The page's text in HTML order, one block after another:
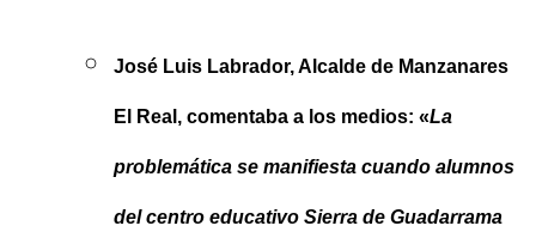
José Luis Labrador, Alcalde de Manzanares
El Real, comentaba a los medios: «La
problemática se manifiesta cuando alumnos
del centro educativo Sierra de Guadarrama